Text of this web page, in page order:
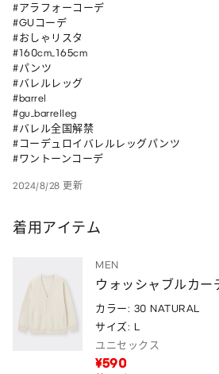
#アラフォーコーデ
#GUコーデ
#おしゃリスタ
#160cm_165cm
#パンツ
#バレルレッグ
#barrel
#gu_barrelleg
#バレル全国解禁
#コーデュロイバレルレッグパンツ
#ワントーンコーデ
2024/8/28 更新
着用アイテム
MEN
ウォッシャブルカー
カラー: 30 NATURAL
サイズ: L
ユニセックス
¥590